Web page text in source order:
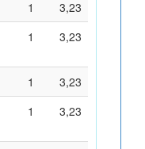
1
3,23
1 3,23
1
3,23
1 3,23